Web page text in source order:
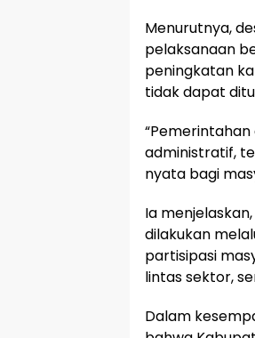
Menurutnya,
pelaksanaan
peningkatan
tidak dapat
administratif,
nyata bagi
Ia
dilakukan
partisipasi
lintas sektor,
Dalam